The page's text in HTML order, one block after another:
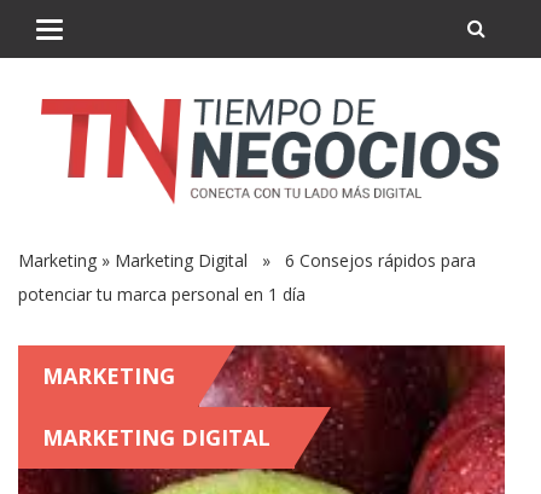
Marketing » Marketing Digital » 6 Consejos rápidos para
potenciar tu marca personal en 1 día
MARKETING
MARKETING DIGITAL